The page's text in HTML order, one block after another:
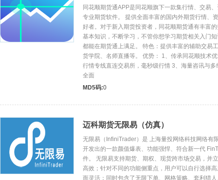
同花顺期货通APP是同花顺旗下一款集行情、交易
专业期货软件。 提供全面丰富的国内外期货行情、
好者。对于新入期货投资者，同花顺期货通有丰富
基本知识，不断学习，不管你想学习期货相关入门
都能在期货通上满足。 特色：提供丰富的辅助交易
货学院、名师直播等。 优势： 1、传承同花顺技术
行情专线直连交易所，毫秒级行情 3、海量咨讯与
全面
MD5码:0
迈科期货无限易（仿真）
无限易（InfiniTrader）是 上海量投网络科技网络有
开发出的一款颜值爆表、功能强悍、符合新一代
件。 无限易支持期货、期权、现货跨市场交易，并
高效；针对不同的功能侧重点，用户可以自行选择
面灵活；同时包含了无限下单、网格策略、套利猎